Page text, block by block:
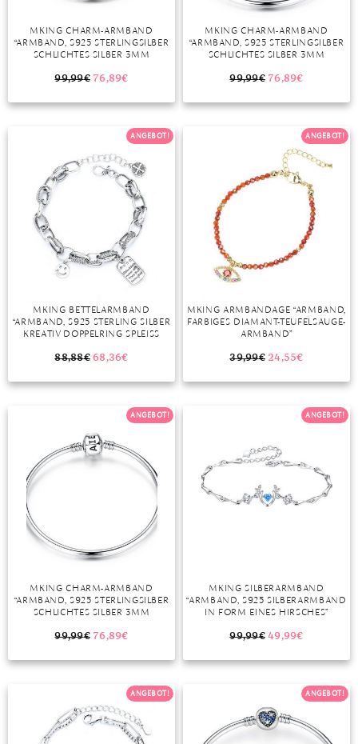
DIOPSID
KARNEOL
KUNZIT
KYANIT
LAPISLAZULI
MARKASIT
MONDSTEIN
PERIDOT
PYRIT
QUARZ
RUBIN
SAPHIR
TANSANIT
UNGLAUBLICH
WINTER
DINNER
TREND DES MONATS
MKING CHARM-ARMBAND
“ARMBAND, S925 STERLINGSILBER
SCHLICHTES SILBER 3MM
EINFACHES BASISARMBAND
99,99€ 76,89€
MKING CHARM-ARMBAND
“ARMBAND, S925 STERLINGSILBER
SCHLICHTES SILBER 3MM
EINFACHES BASISARMBAND
99,99€ 76,89€
ANGEBOT!
MKING BETTELARMBAND
“ARMBAND, S925 STERLING SILBER
KREATIV DOPPELRING SPLEISS K
HARME QUADRAT ZEICHEN E
88,88€ 68,36€
ANGEBOT!
MKING ARMBANDAGE “ARMBAND,
FARBIGES DIAMANT-TEUFELSAUGE-
ARMBAND”
39,99€ 24,55€
ANGEBOT!
MKING CHARM-ARMBAND
“ARMBAND, S925 STERLINGSILBER
SCHLICHTES SILBER 3MM
EINFACHES BASISARMBAND
99,99€ 76,89€
ANGEBOT!
MKING SILBERARMBAND
“ARMBAND, S925 SILBERARMBAND
IN FORM EINES HIRSCHES”
99,99€ 49,99€
ANGEBOT! ANGEBOT!